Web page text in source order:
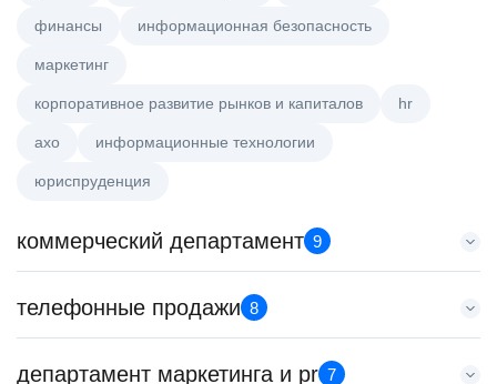
финансы информационная безопасность
маркетинг
корпоративное развитие рынков и капиталов hr
axo информационные технологии
юриспруденция
коммерческий департамент 9
Тренер по развитию компетенций продаж
HeadHunter::Коммерческий департамент
з/п не указана
телефонные продажи 8
Менеджер по продажам в сегменте среднего и крупного
департамент маркетинга и pr 7